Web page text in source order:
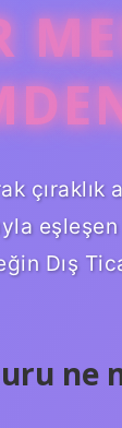
çıraklık
Dış
ne